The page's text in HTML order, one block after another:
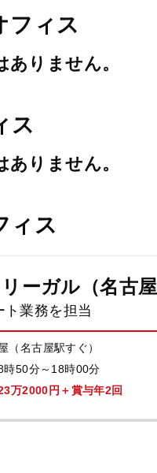
フィス
ありません。
ス
ありません。
ィス
ーガル（名古
業務を担当
（名古屋駅すぐ）
時50分～18時00分
万2000円＋賞与年2回